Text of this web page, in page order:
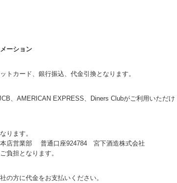
ーション
トカード、銀行振込、代金引換となります。
、AMERICAN EXPRESS、Diners Clubがご利用いただけ
ります。
店営業部 普通口座924784 宮下酒造株式会社
負担となります。
の方に代金をお支払いください。